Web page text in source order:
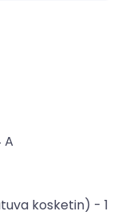
A
kosketin) - 1